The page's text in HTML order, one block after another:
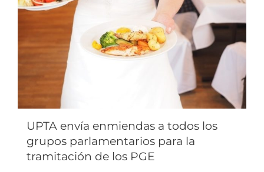
UPTA envía enmiendas a todos los
grupos parlamentarios para la
tramitación de los PGE